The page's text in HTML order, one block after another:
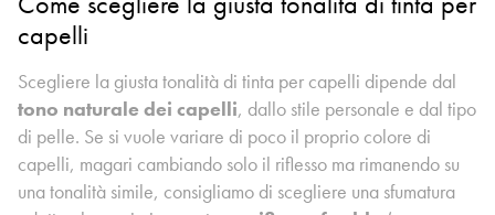
capelli
Scegliere la giusta tonalità di tinta per capelli dipende dal
tono naturale dei capelli, dallo stile personale e dal tipo
di pelle. Se si vuole variare di poco il proprio colore di
capelli, magari cambiando solo il riflesso ma rimanendo su
una tonalità simile, consigliamo di scegliere una sfumatura